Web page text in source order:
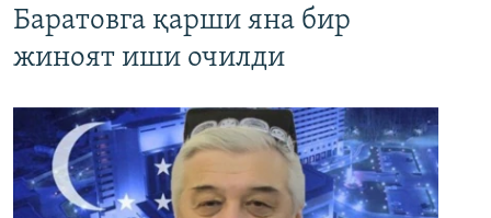
Баратовга қарши яна бир
жиноят иши очилди